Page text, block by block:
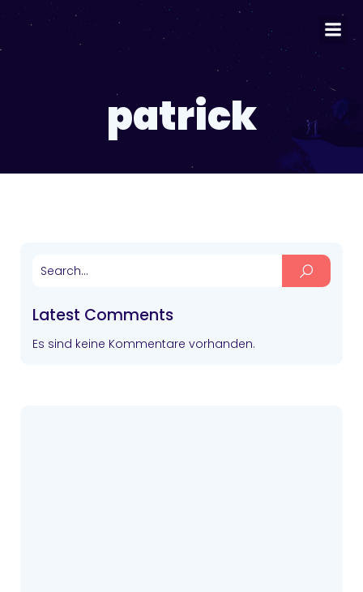
patrick
Latest Comments
Es sind keine Kommentare vorhanden.